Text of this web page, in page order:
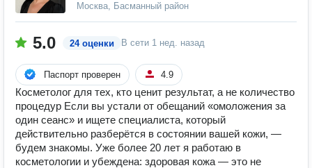
Москва, Басманный район
5.0 24 оценки В сети 1 нед. назад
Паспорт проверен 4.9
Косметолог для тех, кто ценит результат, а не количество
процедур Если вы устали от обещаний «омоложения за
один сеанс» и ищете специалиста, который
действительно разберётся в состоянии вашей кожи, —
будем знакомы. Уже более 20 лет я работаю в
косметологии и убеждена: здоровая кожа — это не